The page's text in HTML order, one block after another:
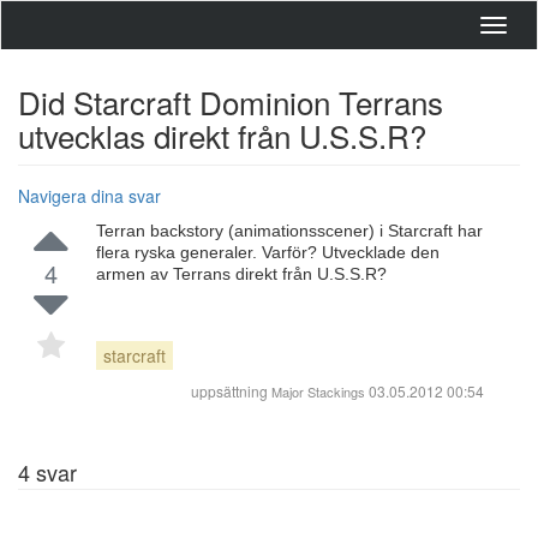
Did Starcraft Dominion Terrans
utvecklas direkt från U.S.S.R?
Navigera dina svar
4
Terran backstory (animationsscener) i Starcraft har
flera ryska generaler. Varför? Utvecklade den
armen av Terrans direkt från U.S.S.R?
starcraft
uppsättning Major Stackings 03.05.2012 00:54
4svar